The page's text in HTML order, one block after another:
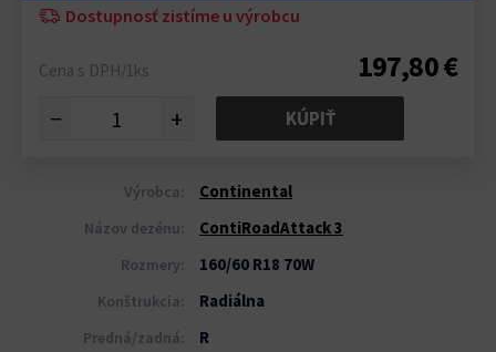
Dostupnosť zistíme u výrobcu
Cena s DPH/1ks 197,80 €
− + KÚPIŤ
Výrobca: Continental
Názov dezénu: ContiRoadAttack 3
Rozmery: 160/60 R18 70W
Konštrukcia: Radiálna
Predná/zadná: R